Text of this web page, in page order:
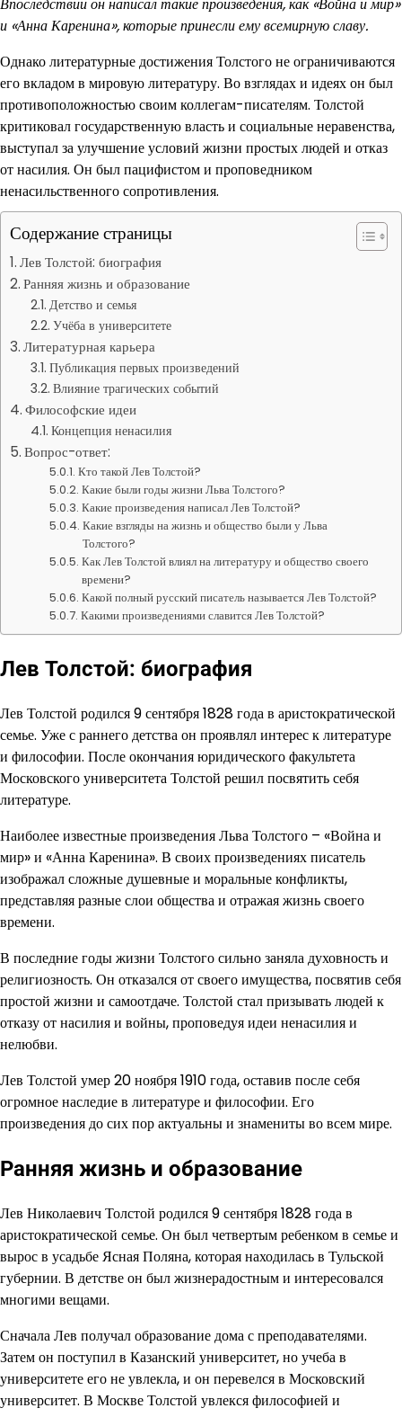
и «Анна Каренина», которые принесли ему всемирную славу.
Однако литературные достижения Толстого не ограничиваются
его вкладом в мировую литературу. Во взглядах и идеях он был
противоположностью своим коллегам-писателям. Толстой
критиковал государственную власть и социальные неравенства,
выступал за улучшение условий жизни простых людей и отказ
от насилия. Он был пацифистом и проповедником
ненасильственного сопротивления.
Содержание страницы
Лев Толстой: биография
Ранняя жизнь и образование
Детство и семья
Учёба в университете
Литературная карьера
Публикация первых произведений
Влияние трагических событий
Философские идеи
Концепция ненасилия
Вопрос-ответ:
Кто такой Лев Толстой?
Какие были годы жизни Льва Толстого?
Какие произведения написал Лев Толстой?
Какие взгляды на жизнь и общество были у Льва
Толстого?
Как Лев Толстой влиял на литературу и общество своего
времени?
Какой полный русский писатель называется Лев Толстой?
Какими произведениями славится Лев Толстой?
Лев Толстой: биография
Лев Толстой родился 9 сентября 1828 года в аристократической
семье. Уже с раннего детства он проявлял интерес к литературе
и философии. После окончания юридического факультета
Московского университета Толстой решил посвятить себя
литературе.
Наиболее известные произведения Льва Толстого – «Война и
мир» и «Анна Каренина». В своих произведениях писатель
изображал сложные душевные и моральные конфликты,
представляя разные слои общества и отражая жизнь своего
времени.
В последние годы жизни Толстого сильно заняла духовность и
религиозность. Он отказался от своего имущества, посвятив себя
простой жизни и самоотдаче. Толстой стал призывать людей к
отказу от насилия и войны, проповедуя идеи ненасилия и
нелюбви.
Лев Толстой умер 20 ноября 1910 года, оставив после себя
огромное наследие в литературе и философии. Его
произведения до сих пор актуальны и знамениты во всем мире.
Ранняя жизнь и образование
Лев Николаевич Толстой родился 9 сентября 1828 года в
аристократической семье. Он был четвертым ребенком в семье и
вырос в усадьбе Ясная Поляна, которая находилась в Тульской
губернии. В детстве он был жизнерадостным и интересовался
многими вещами.
Сначала Лев получал образование дома с преподавателями.
Затем он поступил в Казанский университет, но учеба в
университете его не увлекла, и он перевелся в Московский
университет. В Москве Толстой увлекся философией и